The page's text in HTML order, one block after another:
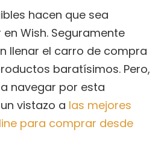
hacen que sea
Wish. Seguramente
llenar el carro de compra
baratísimos. Pero,
navegar por esta
vistazo a las mejores
para comprar desde